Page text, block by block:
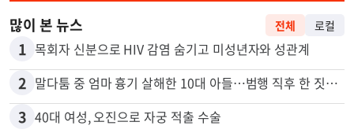
1 목회자 신분으로 HIV 감염 숨기고 미성년자와 성관계
2